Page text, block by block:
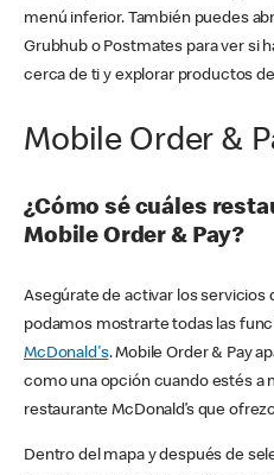
menú inferior. También puedes
Grubhub o Postmates para ver si
cerca de ti y explorar productos
Mobile Order &
¿Cómo sé cuáles
Mobile Order & Pay?
Asegúrate de activar los servicios
podamos mostrarte todas las
McDonald's. Mobile Order & Pay
como una opción cuando estés a
restaurante McDonald’s que
Dentro del mapa y después de